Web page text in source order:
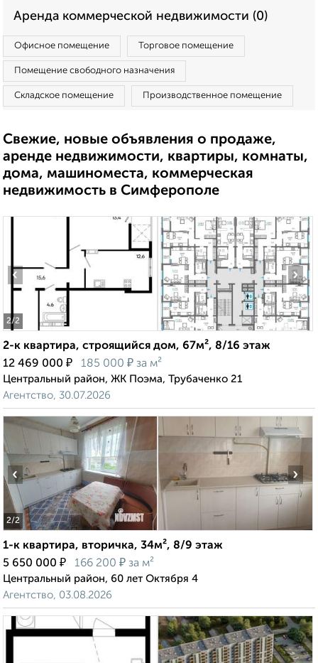
Аренда коммерческой недвижимости (0)
Офисное помещение Торговое помещение
Помещение свободного назначения
Складское помещение Производственное помещение
Свежие, новые объявления о продаже,
аренде недвижимости, квартиры, комнаты,
дома, машиноместа, коммерческая
недвижимость в Симферополе
2/2
‹ ›
2-к квартира, строящийся дом, 67м², 8/16 этаж
12 469 000 ₽ 185 000 ₽ за м²
Центральный район, ЖК Поэма, Трубаченко 21
Агентство, 30.07.2026
2/2
‹ ›
1-к квартира, вторичка, 34м², 8/9 этаж
5 650 000 ₽ 166 200 ₽ за м²
Центральный район, 60 лет Октября 4
Агентство, 03.08.2026